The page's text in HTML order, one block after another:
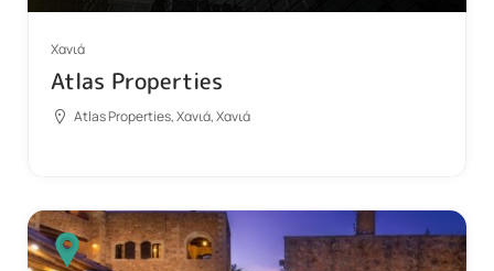
Χανιά
Atlas Properties
Atlas Properties, Χανιά, Χανιά